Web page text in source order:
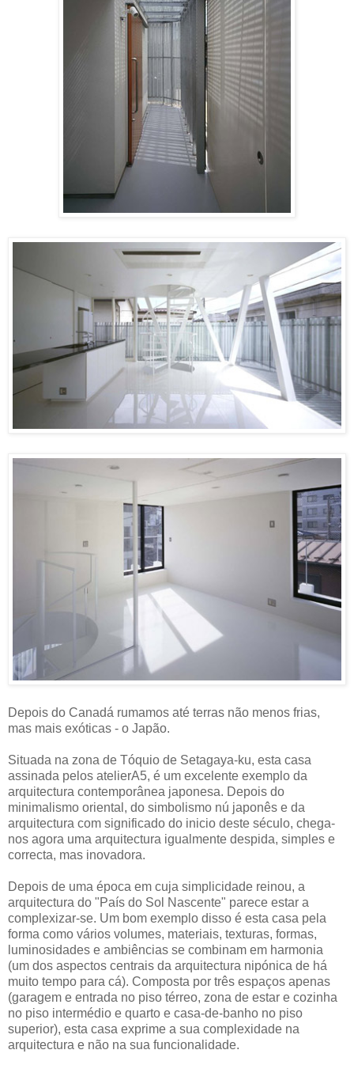
Depois do Canadá rumamos até terras não menos frias,
mas mais exóticas - o Japão.
Situada na zona de Tóquio de Setagaya-ku, esta casa
assinada pelos atelierA5, é um excelente exemplo da
arquitectura contemporânea japonesa. Depois do
minimalismo oriental, do simbolismo nú japonês e da
arquitectura com significado do inicio deste século, chega-
nos agora uma arquitectura igualmente despida, simples e
correcta, mas inovadora.
Depois de uma época em cuja simplicidade reinou, a
arquitectura do "País do Sol Nascente" parece estar a
complexizar-se. Um bom exemplo disso é esta casa pela
forma como vários volumes, materiais, texturas, formas,
luminosidades e ambiências se combinam em harmonia
(um dos aspectos centrais da arquitectura nipónica de há
muito tempo para cá). Composta por três espaços apenas
(garagem e entrada no piso térreo, zona de estar e cozinha
no piso intermédio e quarto e casa-de-banho no piso
superior), esta casa exprime a sua complexidade na
arquitectura e não na sua funcionalidade.